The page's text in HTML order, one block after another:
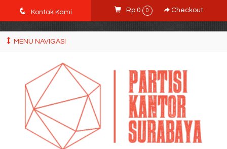
POWgW_CidIRh4HWyBRJVVZyqc0CP9mpkA8eE65rpyX0" />
q Kontak Kami Rp 0 0 Checkout
MENU NAVIGASI